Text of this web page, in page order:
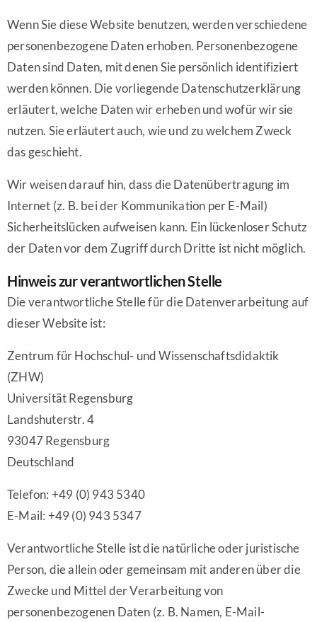
Wenn Sie diese Website benutzen, werden verschiedene
personenbezogene Daten erhoben. Personenbezogene
Daten sind Daten, mit denen Sie persönlich identifiziert
werden können. Die vorliegende Datenschutzerklärung
erläutert, welche Daten wir erheben und wofür wir sie
nutzen. Sie erläutert auch, wie und zu welchem Zweck
das geschieht.
Wir weisen darauf hin, dass die Datenübertragung im
Internet (z. B. bei der Kommunikation per E-Mail)
Sicherheitslücken aufweisen kann. Ein lückenloser Schutz
der Daten vor dem Zugriff durch Dritte ist nicht möglich.
Hinweis zur verantwortlichen Stelle
Die verantwortliche Stelle für die Datenverarbeitung auf
dieser Website ist:
Zentrum für Hochschul- und Wissenschaftsdidaktik
(ZHW)
Universität Regensburg
Landshuterstr. 4
93047 Regensburg
Deutschland
Telefon: +49 (0) 943 5340
E-Mail: +49 (0) 943 5347
Verantwortliche Stelle ist die natürliche oder juristische
Person, die allein oder gemeinsam mit anderen über die
Zwecke und Mittel der Verarbeitung von
personenbezogenen Daten (z. B. Namen, E-Mail-